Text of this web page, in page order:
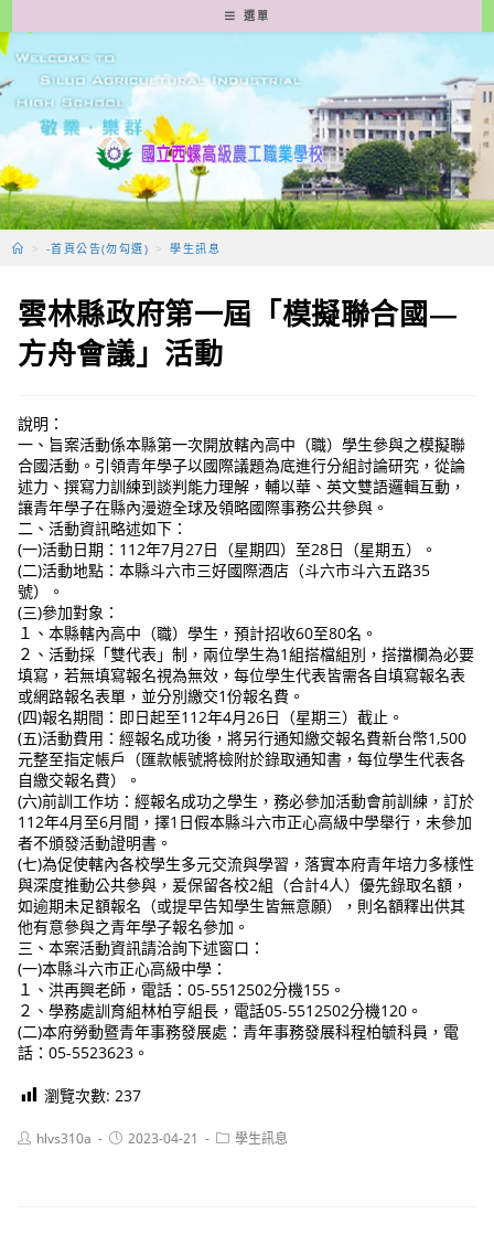
轉
至
要
容
選單
> -首頁公告(勿勾選) > 學生訊息
雲林縣政府第一屆「模擬聯合國—
方舟會議」活動
說明：
一、旨案活動係本縣第一次開放轄內高中（職）學生參與之模擬聯
合國活動。引領青年學子以國際議題為底進行分組討論研究，從論
述力、撰寫力訓練到談判能力理解，輔以華、英文雙語邏輯互動，
讓青年學子在縣內漫遊全球及領略國際事務公共參與。
二、活動資訊略述如下：
(一)活動日期：112年7月27日（星期四）至28日（星期五）。
(二)活動地點：本縣斗六市三好國際酒店（斗六市斗六五路35
號）。
(三)參加對象：
１、本縣轄內高中（職）學生，預計招收60至80名。
２、活動採「雙代表」制，兩位學生為1組搭檔組別，搭擋欄為必要
填寫，若無填寫報名視為無效，每位學生代表皆需各自填寫報名表
或網路報名表單，並分別繳交1份報名費。
(四)報名期間：即日起至112年4月26日（星期三）截止。
(五)活動費用：經報名成功後，將另行通知繳交報名費新台幣1,500
元整至指定帳戶（匯款帳號將檢附於錄取通知書，每位學生代表各
自繳交報名費）。
(六)前訓工作坊：經報名成功之學生，務必參加活動會前訓練，訂於
112年4月至6月間，擇1日假本縣斗六市正心高級中學舉行，未參加
者不頒發活動證明書。
(七)為促使轄內各校學生多元交流與學習，落實本府青年培力多樣性
與深度推動公共參與，爰保留各校2組（合計4人）優先錄取名額，
如逾期未足額報名（或提早告知學生皆無意願），則名額釋出供其
他有意參與之青年學子報名參加。
三、本案活動資訊請洽詢下述窗口：
(一)本縣斗六市正心高級中學：
１、洪再興老師，電話：05-5512502分機155。
２、學務處訓育組林柏亨組長，電話05-5512502分機120。
(二)本府勞動暨青年事務發展處：青年事務發展科程柏毓科員，電
話：05-5523623。
瀏覽次數: 237
Posthlvs310a
Post2023-04-21
Post學生訊息